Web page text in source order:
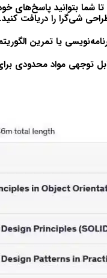
شما بتوانید پاسخ‌های
شی‌گرا را دریافت کنید.
یا تمرین
توجهی مواد محدودی